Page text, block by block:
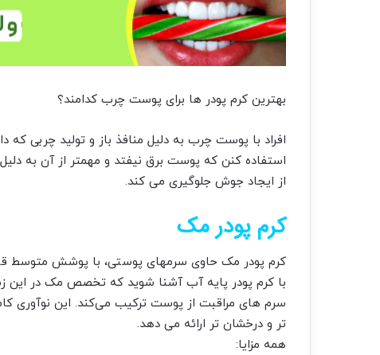
بهترین کرم پودر ها برای پوست چرب کدامند؟
افراد با پوست چرب به دلیل منافذ باز و تولید چربی
استفاده کنن که پوست برق نیفتد و مهمتر از آن به
از ایجاد جوش جلوگیری می کند.
کرم پودر مک
کرم پودر مک حاوی سرمهای پوستی، با پوشش متوسط
با کرم پودر پایه آب آشنا شوید که تخصص مک در این
تر و درخشان تر ارائه می دهد.
همه مزایا: